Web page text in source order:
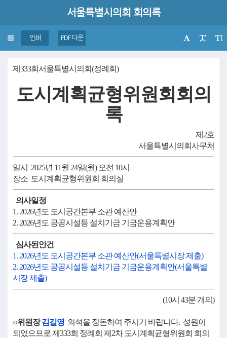
서울특별시의회 회의록
Toggle
navigation
인쇄 PDF 다운
제333회서울특별시의회(정례회)
도시계획균형위원회회의
록
제2호
서울특별시의회사무처
일시 2025년 11월 24일(월) 오전 10시
장소 도시계획균형위원회 회의실
의사일정
1. 2026년도 도시공간본부 소관 예산안
2. 2026년도 공공시설등 설치기금 기금운용계획안
심사된안건
1. 2026년도 도시공간본부 소관 예산안(서울특별시장 제출)
2. 2026년도 공공시설등 설치기금 기금운용계획안(서울특별
시장 제출)
(10시 43분 개의)
○위원장김길영 의석을 정돈하여 주시기 바랍니다. 성원이
되었으므로 제333회 정례회 제2차 도시계획균형위원회 회의